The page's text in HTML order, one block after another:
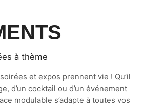
à thème
et expos prennent vie ! Qu’il
d’un cocktail ou d’un événement
modulable s’adapte à toutes vos